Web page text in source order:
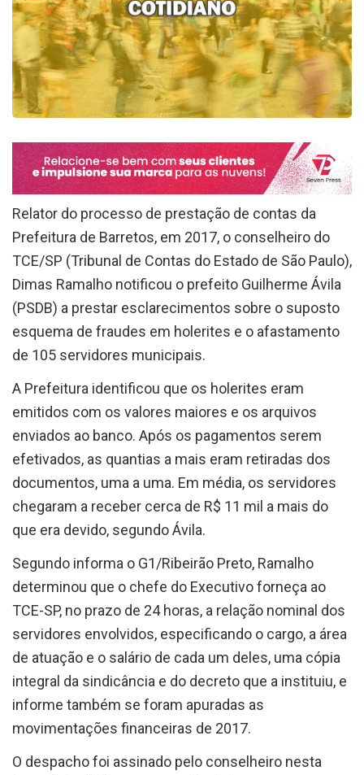
Relator do processo de prestação de contas da
Prefeitura de Barretos, em 2017, o conselheiro do
TCE/SP (Tribunal de Contas do Estado de São Paulo),
Dimas Ramalho notificou o prefeito Guilherme Ávila
(PSDB) a prestar esclarecimentos sobre o suposto
esquema de fraudes em holerites e o afastamento
de 105 servidores municipais.
A Prefeitura identificou que os holerites eram
emitidos com os valores maiores e os arquivos
enviados ao banco. Após os pagamentos serem
efetivados, as quantias a mais eram retiradas dos
documentos, uma a uma. Em média, os servidores
chegaram a receber cerca de R$ 11 mil a mais do
que era devido, segundo Ávila.
Segundo informa o G1/Ribeirão Preto, Ramalho
determinou que o chefe do Executivo forneça ao
TCE-SP, no prazo de 24 horas, a relação nominal dos
servidores envolvidos, especificando o cargo, a área
de atuação e o salário de cada um deles, uma cópia
integral da sindicância e do decreto que a instituiu, e
informe também se foram apuradas as
movimentações financeiras de 2017.
O despacho foi assinado pelo conselheiro nesta